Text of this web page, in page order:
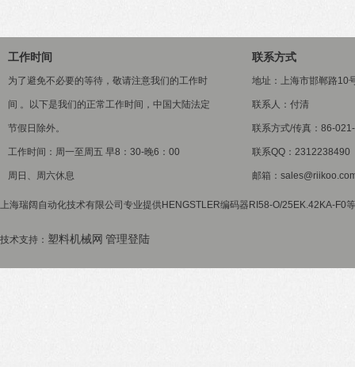
工作时间
为了避免不必要的等待，敬请注意我们的工作时
间 。以下是我们的正常工作时间，中国大陆法定
节假日除外。
工作时间：周一至周五 早8：30-晚6：00
周日、周六休息
联系方式
地址：上海市邯郸路10
联系人：付清
联系方式/传真：86-
联系QQ：2312238490
邮箱：
上海瑞阔自动化技术有限公司专业提供HENGSTLER编码器RI58-O/25EK.42KA-F0
技术支持： 塑料机械网 管理登陆